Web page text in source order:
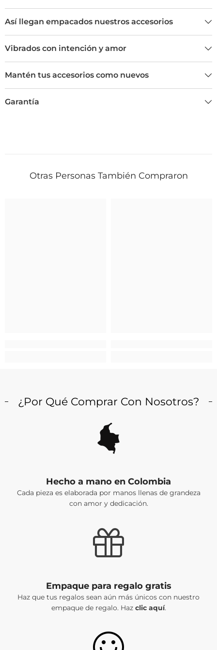
Así llegan empacados nuestros accesorios
Vibrados con intención y amor
Mantén tus accesorios como nuevos
Garantía
Otras Personas También Compraron
¿Por Qué Comprar Con Nosotros?
Hecho a mano en Colombia
Cada pieza es elaborada por manos llenas de grandeza
con amor y dedicación.
Empaque para regalo gratis
Haz que tus regalos sean aún más únicos con nuestro
empaque de regalo. Haz clic aquí.